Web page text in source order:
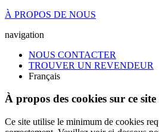
À PROPOS DE NOUS
navigation
NOUS CONTACTER
TROUVER UN REVENDEUR
Français
À propos des cookies sur ce site
Ce site utilise le minimum de cookies